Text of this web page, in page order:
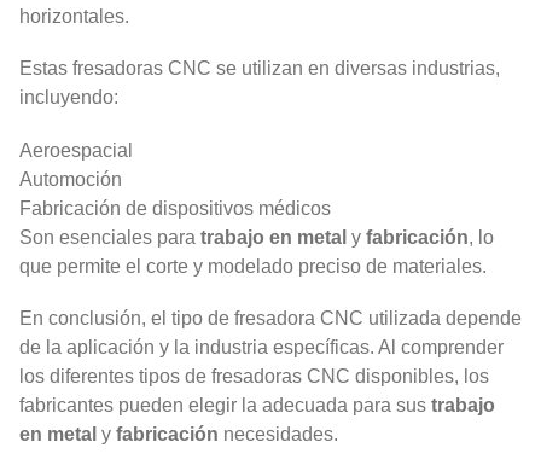
horizontales.
Estas fresadoras CNC se utilizan en diversas industrias,
incluyendo:
Aeroespacial
Automoción
Fabricación de dispositivos médicos
Son esenciales para trabajo en metal y fabricación, lo
que permite el corte y modelado preciso de materiales.
En conclusión, el tipo de fresadora CNC utilizada depende
de la aplicación y la industria específicas. Al comprender
los diferentes tipos de fresadoras CNC disponibles, los
fabricantes pueden elegir la adecuada para sus trabajo
en metal y fabricación necesidades.